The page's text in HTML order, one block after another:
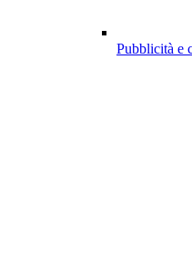
Pubblicità e